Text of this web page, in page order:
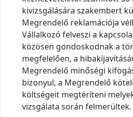
kivizsgálására szakembert
Megrendelő reklamációja
Vállalkozó felveszi a
közösen gondoskodnak a
megfelelően, a
Megrendelő minőségi
bizonyul, a Megrendelő
költségeit megtéríteni
vizsgálata során felmerültek.